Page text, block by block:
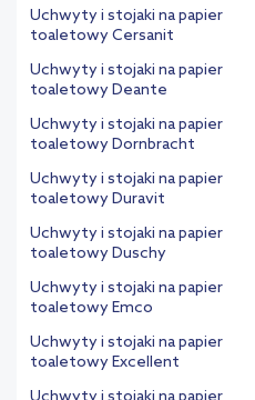
Uchwyty i stojaki na papier
toaletowy Cersanit
Uchwyty i stojaki na papier
toaletowy Deante
Uchwyty i stojaki na papier
toaletowy Dornbracht
Uchwyty i stojaki na papier
toaletowy Duravit
Uchwyty i stojaki na papier
toaletowy Duschy
Uchwyty i stojaki na papier
toaletowy Emco
Uchwyty i stojaki na papier
toaletowy Excellent